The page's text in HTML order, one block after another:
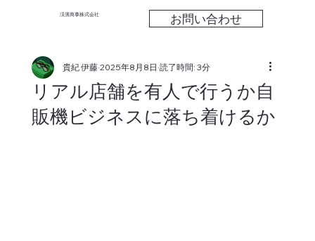
渓濱商事株式会社 お問い合わせ
リアル店舗を有人で行うか自
販機ビジネスに落ち着けるか
貴紀 伊藤 2025年8月8日 読了時間: 3分